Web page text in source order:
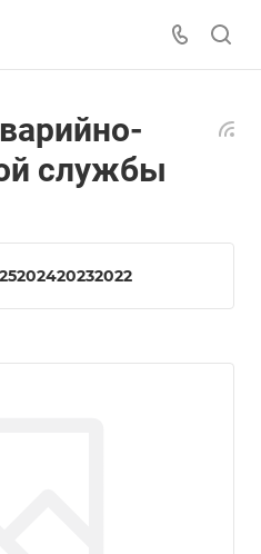
службы
202420232022